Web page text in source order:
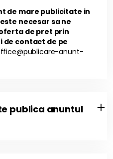
de mare publicitate in
necesar sa ne
de pret prin
contact de pe
anunt-
publica anuntul